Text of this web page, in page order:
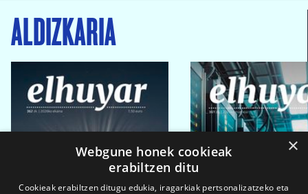
ALDIZKARIA
×
Webgune honek cookieak
erabiltzen ditu
Cookieak erabiltzen ditugu edukia, iragarkiak pertsonalizatzeko eta